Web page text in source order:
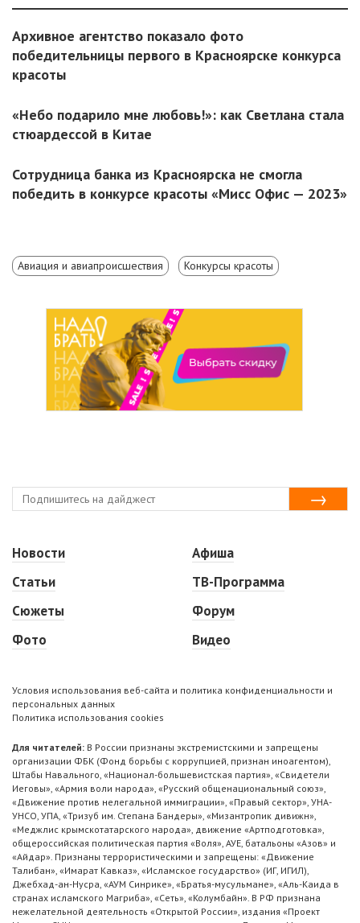
Архивное агентство показало фото
победительницы первого в Красноярске конкурса
красоты
«Небо подарило мне любовь!»: как Светлана стала
стюардессой в Китае
Сотрудница банка из Красноярска не смогла
победить в конкурсе красоты «Мисс Офис — 2023»
Авиация и авиапроисшествия Конкурсы красоты
Новости
Статьи
Сюжеты
Фото
Афиша
ТВ-Программа
Форум
Видео
Условия использования веб-сайта и политика конфиденциальности и
персональных данных
Политика использования cookies
Для читателей: В России признаны экстремистскими и запрещены
организации ФБК (Фонд борьбы с коррупцией, признан иноагентом),
Штабы Навального, «Национал-большевистская партия», «Свидетели
Иеговы», «Армия воли народа», «Русский общенациональный союз»,
«Движение против нелегальной иммиграции», «Правый сектор», УНА-
УНСО, УПА, «Тризуб им. Степана Бандеры», «Мизантропик дивижн»,
«Меджлис крымскотатарского народа», движение «Артподготовка»,
общероссийская политическая партия «Воля», АУЕ, батальоны «Азов» и
«Айдар». Признаны террористическими и запрещены: «Движение
Талибан», «Имарат Кавказ», «Исламское государство» (ИГ, ИГИЛ),
Джебхад-ан-Нусра, «АУМ Синрике», «Братья-мусульмане», «Аль-Каида в
странах исламского Магриба», «Сеть», «Колумбайн». В РФ признана
нежелательной деятельность «Открытой России», издания «Проект